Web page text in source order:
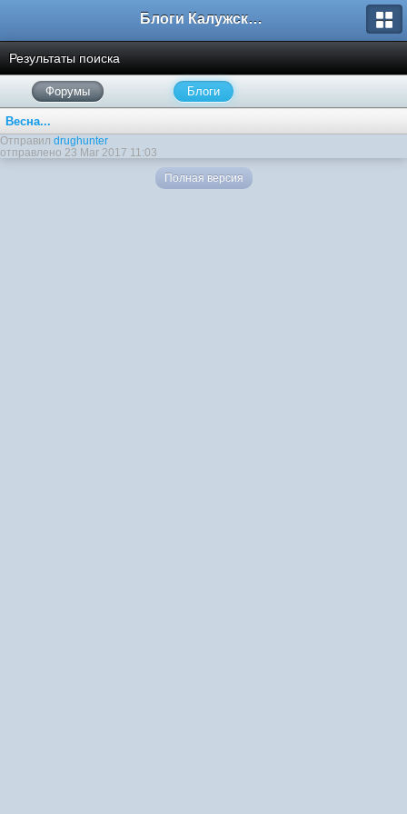
Блоги Калужского перекрестка
Результаты поиска
Форумы Блоги
Весна...
Отправил drughunter
отправлено 23 Mar 2017 11:03
Полная версия